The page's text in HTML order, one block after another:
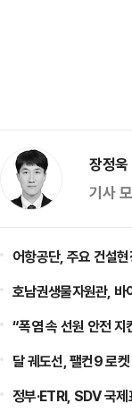
장정
기사
어항공단, 주요 건설
호남권생물자원관,
“폭염 속 선원 안전
달 궤도선, 팰컨9 로
정부·ETRI, SDV 국